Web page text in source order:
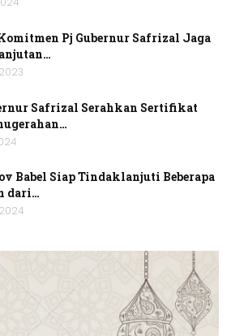
Pj Gubernur Safrizal Jaga
Safrizal Serahkan Sertifikat
Babel Siap Tindaklanjuti Beberapa
dari…